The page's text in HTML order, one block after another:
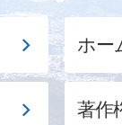
ホー
著作